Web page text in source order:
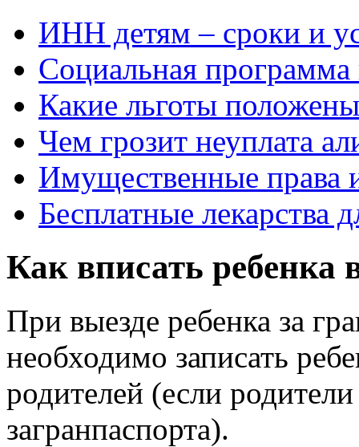
ИНН детям – сроки и
Социальная
Какие льготы
Чем грозит неуплата
Имущественные права
Бесплатные лекарства
Как вписать ребенка
При выезде ребенка за
необходимо записать
родителей (если
загранпаспорта).